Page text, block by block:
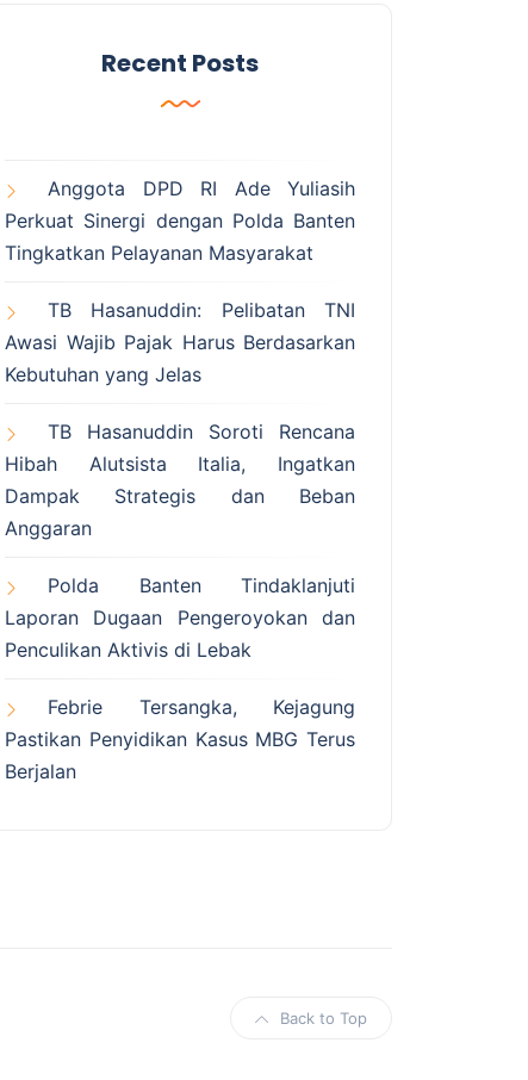
Recent Posts
Anggota DPD RI Ade Yuliasih
Perkuat Sinergi dengan Polda Banten
Tingkatkan Pelayanan Masyarakat
TB Hasanuddin: Pelibatan TNI
Awasi Wajib Pajak Harus Berdasarkan
Kebutuhan yang Jelas
TB Hasanuddin Soroti Rencana
Hibah Alutsista Italia, Ingatkan
Dampak Strategis dan Beban
Anggaran
Polda Banten Tindaklanjuti
Laporan Dugaan Pengeroyokan dan
Penculikan Aktivis di Lebak
Febrie Tersangka, Kejagung
Pastikan Penyidikan Kasus MBG Terus
Berjalan
Back to Top